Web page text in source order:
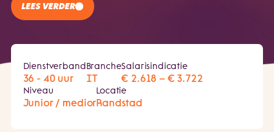
LEES VERDER
Dienstverband
36 - 40 uur
Branche
IT
Salarisindicatie
€ 2.618 – € 3.722
Niveau
Junior / medior
Locatie
Randstad